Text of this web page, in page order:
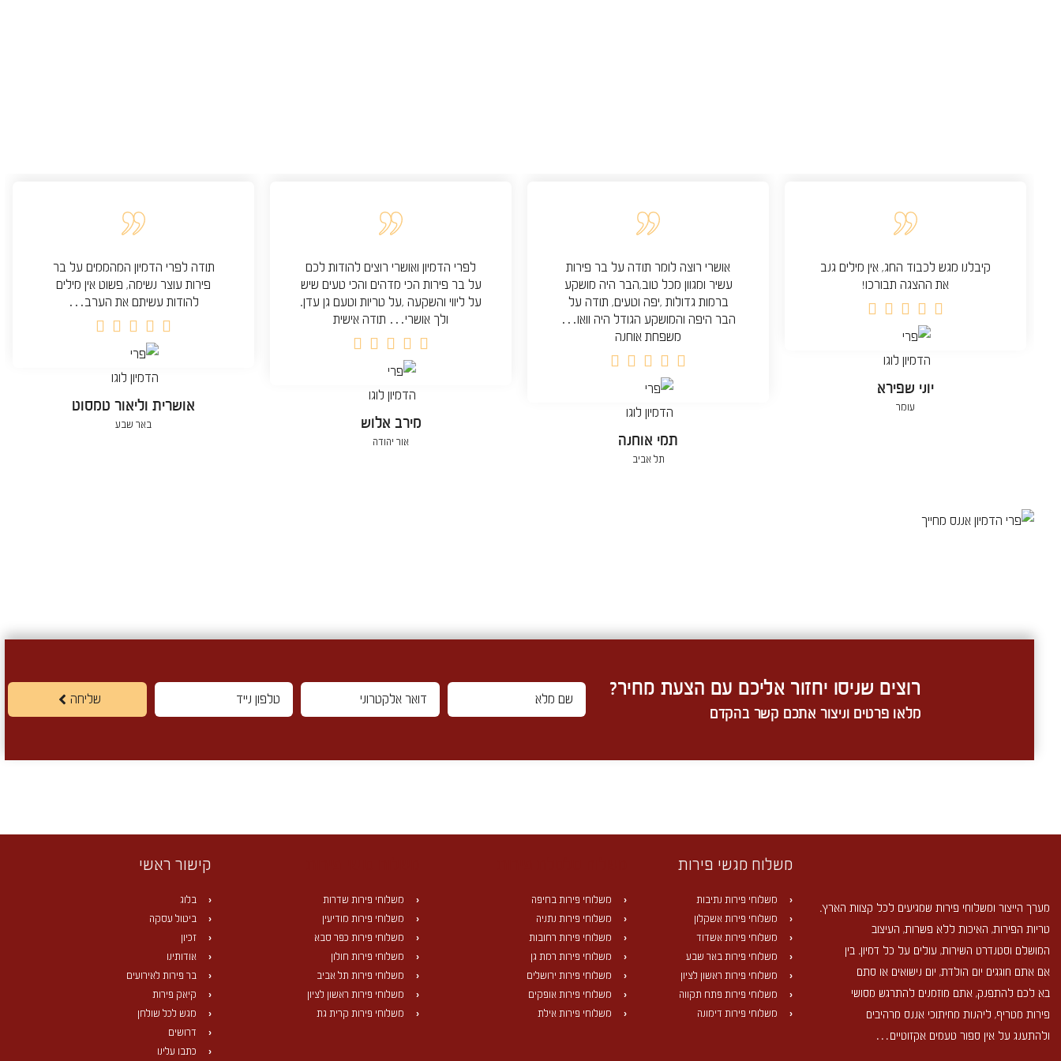
קיבלנו מגש לכבוד החג, אין מילים גנב
את ההצגה תבורכו!





יוני שפירא
עומר
אושרי רוצה לומר תודה על בר פירות
עשיר ומגוון מכל טוב,הבר היה מושקע
ברמות גדולות ,יפה וטעים, תודה על
הבר היפה והמושקע הגודל היה וואו…
משפחת אוחנה





תמי אוחנה
תל אביב
לפרי הדמיון ואושרי רוצים להודות לכם
על בר פירות הכי מדהים והכי טעים שיש
על ליווי והשקעה ,על טריות וטעם גן עדן.
ולך אושרי… תודה אישית





מירב אלוש
אור יהודה
תודה לפרי הדמיון המהממים על בר
פירות עוצר נשימה, פשוט אין מילים
להודות עשיתם את הערב…





אושרית וליאור טמסוט
באר שבע
רוצים שניסו יחזור אליכם עם הצעת מחיר?
מלאו פרטים וניצור אתכם קשר בהקדם
שליחה
מערך הייצור ומשלוחי פירות שמגיעים לכל קצוות הארץ.
טריות הפירות, האיכות ללא פשרות, העיצוב
המושלם וסטנדרט השירות, עולים על כל דמיון. בין
אם אתם חוגגים יום הולדת, יום נישואים או סתם
בא לכם להתפנק, אתם מוזמנים להתרגש מסושי
פירות מטריף, ליהנות מחיתוכי אננס מרהיבים
ולהתענג על אין ספור טעמים אקזוטיים…
משלוח מגשי פירות
משלוחי פירות נתיבות
משלוחי פירות אשקלון
משלוחי פירות אשדוד
משלוחי פירות באר שבע
משלוחי פירות ראשון לציון
משלוחי פירות פתח תקווה
משלוחי פירות דימונה
משלוחי פירות בחיפה
משלוחי פירות נתניה
משלוחי פירות רחובות
משלוחי פירות רמת גן
משלוחי פירות ירושלים
משלוחי פירות אופקים
משלוחי פירות אילת
משלוחי פירות שדרות
משלוחי פירות מודיעין
משלוחי פירות כפר סבא
משלוחי פירות חולון
משלוחי פירות תל אביב
משלוחי פירות ראשון לציון
משלוחי פירות קרית גת
קישור ראשי
בלוג
ביטול עסקה
זכיון
אודותינו
בר פירות לאירועים
קיאק פירות
מגש לכל שולחן
דרושים
כתבו עלינו